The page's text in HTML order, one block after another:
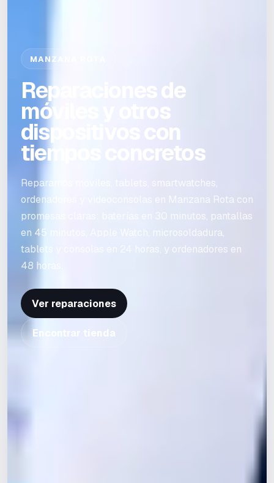
MANZANA ROTA
Reparaciones de
móviles y otros
dispositivos con
tiempos concretos
Reparamos móviles, tablets, smartwatches,
ordenadores y videoconsolas en Manzana Rota con
promesas claras: baterías en 30 minutos, pantallas
en 45 minutos, Apple Watch, microsoldadura,
tablets y consolas en 24 horas, y ordenadores en
48 horas.
Ver reparaciones
Encontrar tienda